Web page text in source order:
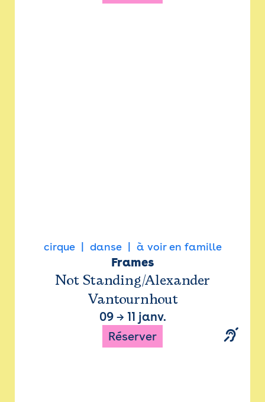
cirque danse à voir en famille
Frames
Not Standing/Alexander
Vantournhout
09→ 11 janv.
Réserver